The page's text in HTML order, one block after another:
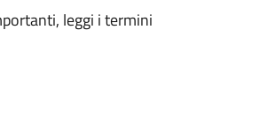
leggi i termini